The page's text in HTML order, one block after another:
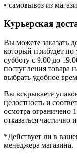
• самовывоз из
Курьерская
Вы можете заказать
который прибудет по
субботу с 9.00 до
поступления товара
выбрать удобное
Вы вскрываете
целостность и
осмотра ограничено
отказаться
*Действует ли в
менеджера магазина.